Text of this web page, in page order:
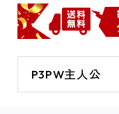
P3PW主人公